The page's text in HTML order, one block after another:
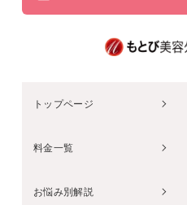
トップページ
料金一覧
お悩み別解説